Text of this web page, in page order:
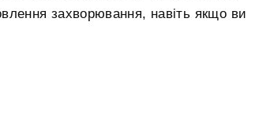
захворювання, навіть якщо ви